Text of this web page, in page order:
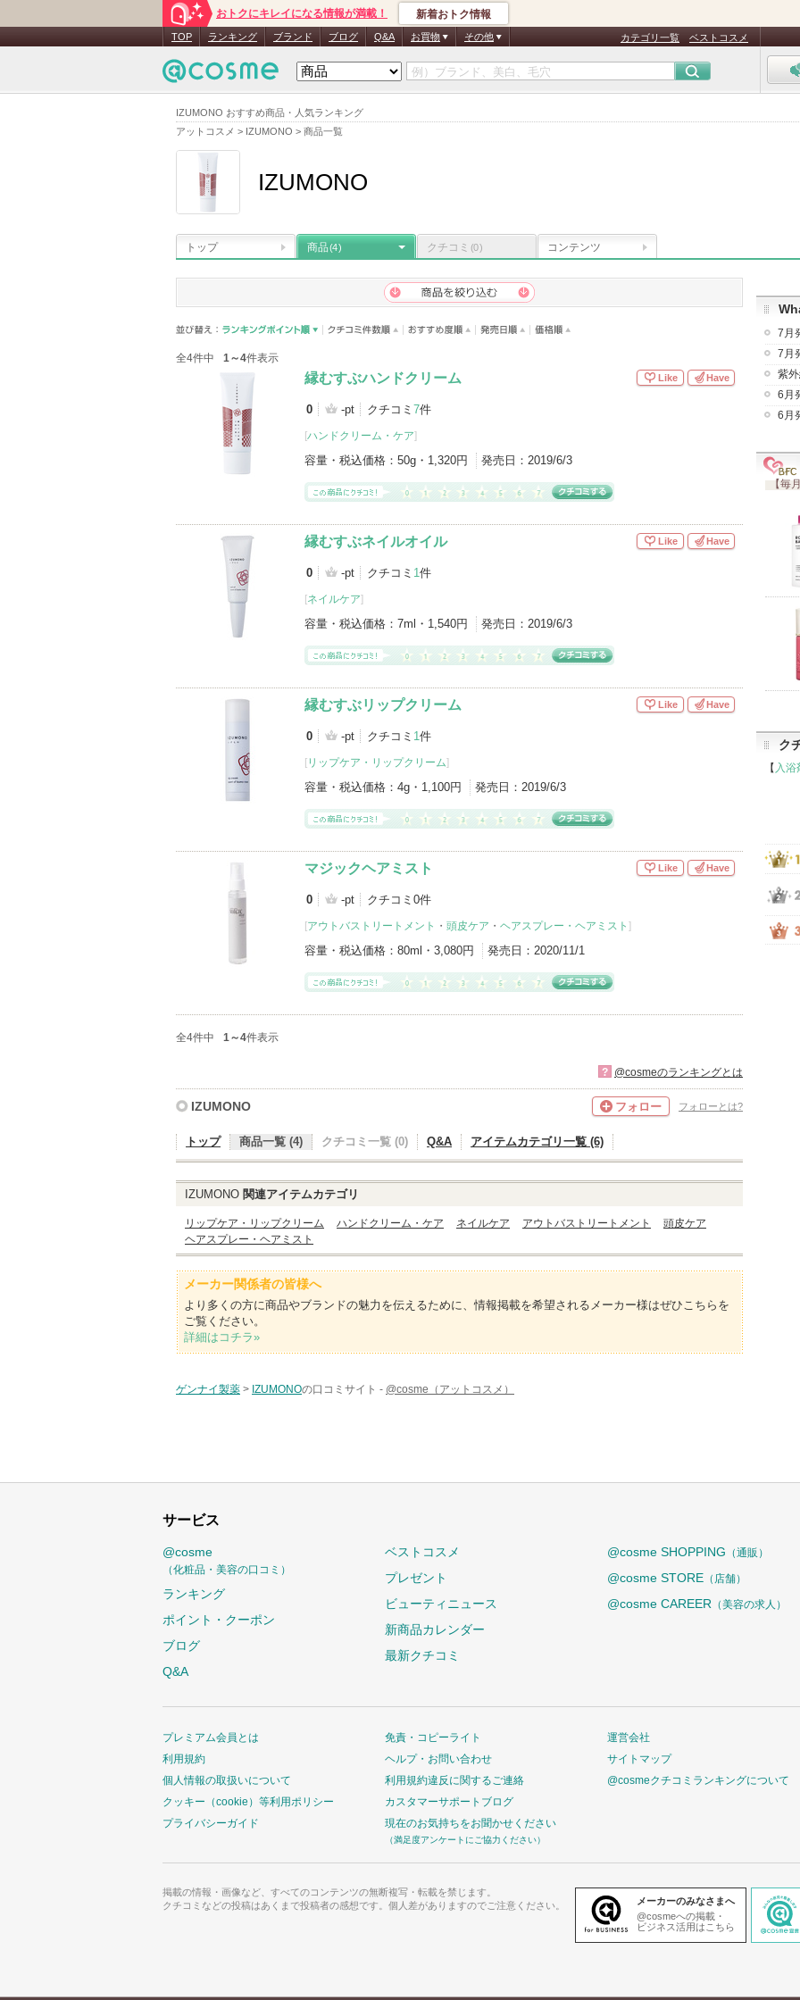
IZUMONO おすすめ商品・人気ランキング
アットコスメ > IZUMONO > 商品一覧
おトクにキレイになる情報が満載！ 新着おトク情報
TOP ランキング ブランド ブログ Q&A お買物 その他 カテゴリ一覧 ベストコスメ
IZUMONO
トップ 商品(4) クチコミ (0) コンテンツ
全4件中 1～4件表示
縁むすぶハンドクリーム
0 -pt クチコミ 7件
[ハンドクリーム・ケア]
容量・税込価格： 50g・1,320円 発売日： 2019/6/3
Like Have
縁むすぶネイルオイル
0 -pt クチコミ 1件
[ネイルケア]
容量・税込価格： 7ml・1,540円 発売日： 2019/6/3
Like Have
縁むすぶリップクリーム
0 -pt クチコミ 1件
[ リップケア・リップクリーム]
容量・税込価格： 4g・1,100円 発売日： 2019/6/3
Like Have
マジックヘアミスト
0 -pt クチコミ0件
[アウトバストリートメント ・ 頭皮ケア ・ ヘアスプレー・ヘアミスト ]
容量・税込価格： 80ml・3,080円 発売日： 2020/11/1
Like Have
全4件中 1～4件表示
? @cosmeのランキングとは
IZUMONO フォロー フォローとは?
トップ 商品一覧 (4) クチコミ一覧 (0) Q&A アイテムカテゴリ一覧 (6)
IZUMONO 関連アイテムカテゴリ
リップケア・リップクリーム ハンドクリーム・ケア ネイルケア アウトバストリートメント
頭皮ケア
ヘアスプレー・ヘアミスト
メーカー関係者の皆様へ
より多くの方に商品やブランドの魅力を伝えるために、情報掲載を希望されるメーカー様はぜひこちらを
ご覧ください。
詳細はコチラ»
ゲンナイ製薬 > IZUMONOの口コミサイト - @cosme（アットコスメ）
7月
7月
紫
6月
6月
【毎
ク
【 入浴
サービス
@cosme
（化粧品・美容の口コミ）
ランキング
ポイント・クーポン
ブログ
Q&A
ベストコスメ
プレゼント
ビューティニュース
新商品カレンダー
最新クチコミ
@cosme SHOPPING （通販）
@cosme STORE （店舗）
@cosme CAREER （美容の求人）
プレミアム会員とは
利用規約
個人情報の取扱いについて
クッキー（cookie）等利用ポリシー
プライバシーガイド
免責・コピーライト
ヘルプ・お問い合わせ
利用規約違反に関するご連絡
カスタマーサポートブログ
現在のお気持ちをお聞かせください
（満足度アンケートにご協力ください）
運営会社
サイトマップ
@cosmeクチコミランキングについて
掲載の情報・画像など、すべてのコンテンツの無断複写・転載を禁じます。
クチコミなどの投稿はあくまで投稿者の感想です。個人差がありますのでご注意ください。
メーカーのみなさまへ
@cosmeへの掲載・
ビジネス活用はこちら